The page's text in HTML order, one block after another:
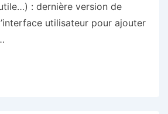
: dernière version de
utilisateur pour ajouter